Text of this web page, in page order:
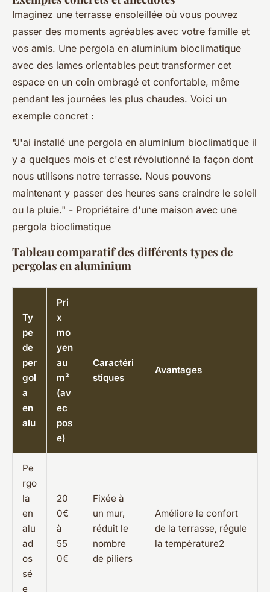
Imaginez une terrasse ensoleillée où vous pouvez
passer des moments agréables avec votre famille et
vos amis. Une pergola en aluminium bioclimatique
avec des lames orientables peut transformer cet
espace en un coin ombragé et confortable, même
pendant les journées les plus chaudes. Voici un
exemple concret :
"J'ai installé une pergola en aluminium bioclimatique il
y a quelques mois et c'est révolutionné la façon dont
nous utilisons notre terrasse. Nous pouvons
maintenant y passer des heures sans craindre le soleil
ou la pluie." - Propriétaire d'une maison avec une
pergola bioclimatique
Tableau comparatif des différents types de
pergolas en aluminium
Ty
pe
de
per
gol
a
en
alu
Pri
x
mo
yen
au
m²
(av
ec
pos
e)
Caractéri
stiques
Avantages
Pe
rgo
la
en
alu
ad
os
sé
e
20
0€
à
55
0€
Fixée à
un mur,
réduit le
nombre
de piliers
Améliore le confort
de la terrasse, régule
la température2